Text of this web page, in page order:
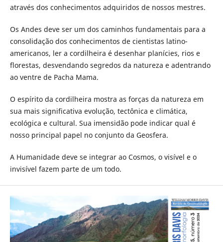
através dos conhecimentos adquiridos de nossos mestres.
Os Andes deve ser um dos caminhos fundamentais para a
consolidação dos conhecimentos de cientistas latino-
americanos, ler a cordilheira é desenhar planícies, rios e
florestas, desvendando segredos da natureza e adentrando
ao ventre de Pacha Mama.
O espírito da cordilheira mostra as forças da natureza em
sua mais significativa evolução, tectônica e climática,
ecológica e cultural. Sua imensidão pode indicar qual é
nosso principal papel no conjunto da Geosfera.
A Humanidade deve se integrar ao Cosmos, o visível e o
invisível fazem parte de um todo.